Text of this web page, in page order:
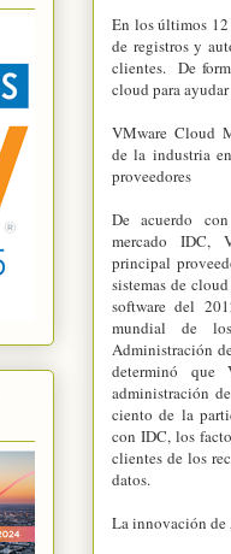
En los últimos
de registros y
clientes. De
cloud para
VMware Cloud
de la industria
proveedores
De acuerdo
mercado IDC,
principal
sistemas de
software del
mundial de
Administración
determinó
administración
ciento de la
con IDC, los
clientes de los
datos.
La innovación de